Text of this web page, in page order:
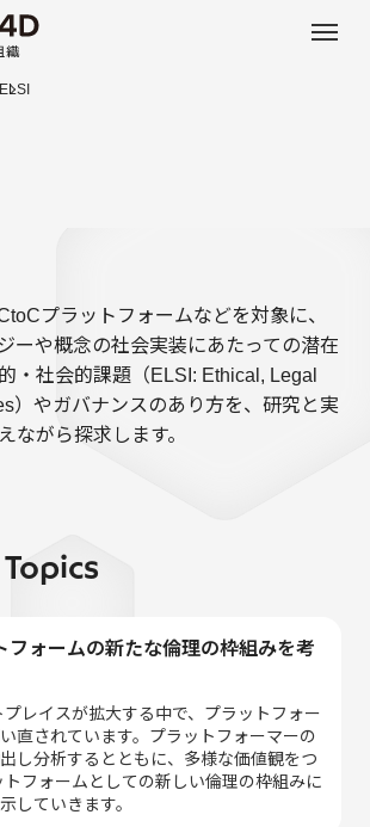
ELSI
プラットフォームなどを対象に、
ーや概念の社会実装にあたっての潜在
・社会的課題（ELSI: Ethical, Legal
）やガバナンスのあり方を、研究と実
ながら探求します。
Topics
ォームの新たな倫理の枠組みを考
レイスが拡大する中で、プラットフォー
直されています。プラットフォーマーの
し分析するとともに、多様な価値観をつ
フォームとしての新しい倫理の枠組みに
していきます。